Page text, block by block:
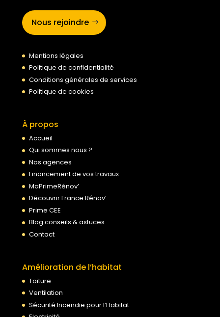
Nous rejoindre
Mentions légales
Politique de confidentialité
Conditions générales de services
Politique de cookies
À propos
Accueil
Qui sommes nous ?
Nos agences
Financement de vos travaux
MaPrimeRénov’
Découvrir France Rénov’
Prime CEE
Blog conseils & astuces
Contact
Amélioration de l’habitat
Toiture
Ventilation
Sécurité Incendie pour l’Habitat